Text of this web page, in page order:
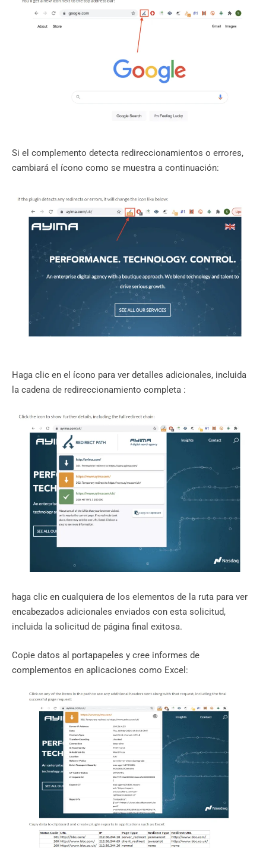
Si el complemento detecta redireccionamientos o errores,
cambiará el ícono como se muestra a continuación:
Haga clic en el ícono para ver detalles adicionales, incluida
la cadena de redireccionamiento completa :
haga clic en cualquiera de los elementos de la ruta para ver
encabezados adicionales enviados con esta solicitud,
incluida la solicitud de página final exitosa.
Copie datos al portapapeles y cree informes de
complementos en aplicaciones como Excel: